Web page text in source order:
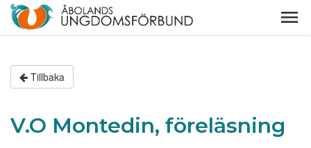
Tillbaka
V.O Montedin, föreläsning